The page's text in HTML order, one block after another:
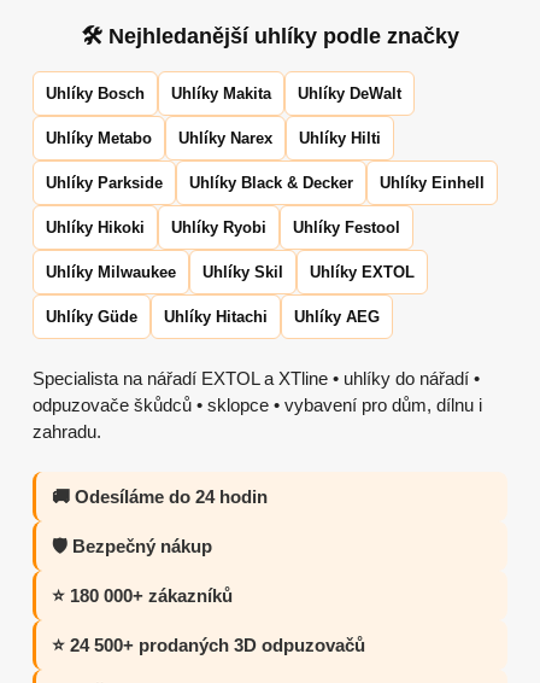
🛠 Nejhledanější uhlíky podle značky
Uhlíky Bosch Uhlíky Makita Uhlíky DeWalt
Uhlíky Metabo Uhlíky Narex Uhlíky Hilti
Uhlíky Parkside Uhlíky Black & Decker Uhlíky Einhell
Uhlíky Hikoki Uhlíky Ryobi Uhlíky Festool
Uhlíky Milwaukee Uhlíky Skil Uhlíky EXTOL
Uhlíky Güde Uhlíky Hitachi Uhlíky AEG
Specialista na nářadí EXTOL a XTline • uhlíky do nářadí •
odpuzovače škůdců • sklopce • vybavení pro dům, dílnu i
zahradu.
🚚 Odesíláme do 24 hodin
🛡️ Bezpečný nákup
⭐ 180 000+ zákazníků
⭐ 24 500+ prodaných 3D odpuzovačů